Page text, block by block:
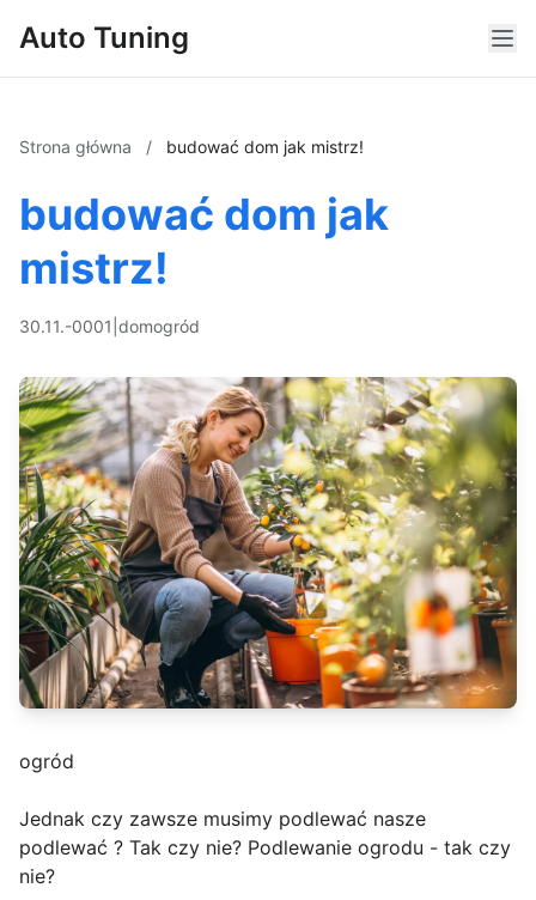
Auto Tuning
Strona główna / budować dom jak mistrz!
budować dom jak
mistrz!
30.11.-0001 domogród
ogród
Jednak czy zawsze musimy podlewać nasze
podlewać ? Tak czy nie? Podlewanie ogrodu - tak czy
nie?